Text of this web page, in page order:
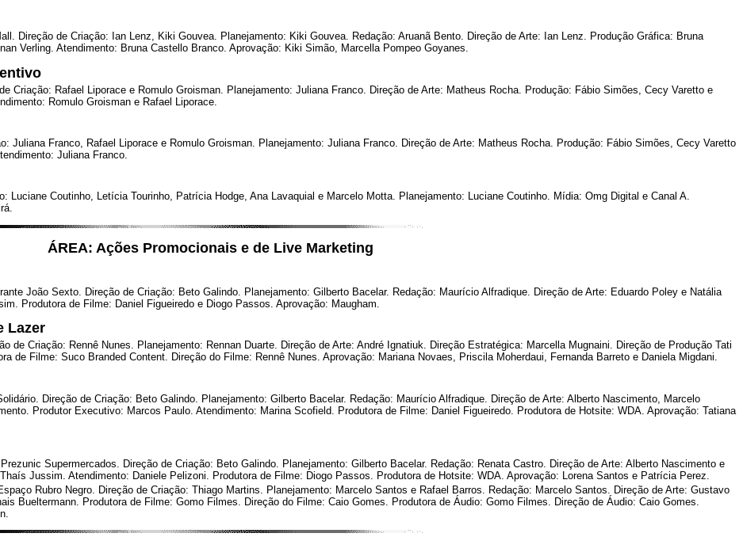
Direção de Criação: Ian Lenz, Kiki Gouvea. Planejamento: Kiki Gouvea. Redação: Aruanã Bento. Direção de Arte: Ian Lenz. Produção Gráfica: Bruna
Verling. Atendimento: Bruna Castello Branco. Aprovação: Kiki Simão, Marcella Pompeo Goyanes.
Criação: Rafael Liporace e Romulo Groisman. Planejamento: Juliana Franco. Direção de Arte: Matheus Rocha. Produção: Fábio Simões, Cecy Varetto e
Romulo Groisman e Rafael Liporace.
Juliana Franco, Rafael Liporace e Romulo Groisman. Planejamento: Juliana Franco. Direção de Arte: Matheus Rocha. Produção: Fábio Simões, Cecy Varetto
Juliana Franco.
Luciane Coutinho, Letícia Tourinho, Patrícia Hodge, Ana Lavaquial e Marcelo Motta. Planejamento: Luciane Coutinho. Mídia: Omg Digital e Canal A.
ÁREA: Ações Promocionais e de Live Marketing
João Sexto. Direção de Criação: Beto Galindo. Planejamento: Gilberto Bacelar. Redação: Maurício Alfradique. Direção de Arte: Eduardo Poley e Natália
Produtora de Filme: Daniel Figueiredo e Diogo Passos. Aprovação: Maugham.
Lazer
de Criação: Rennê Nunes. Planejamento: Rennan Duarte. Direção de Arte: André Ignatiuk. Direção Estratégica: Marcella Mugnaini. Direção de Produção Tati
de Filme: Suco Branded Content. Direção do Filme: Rennê Nunes. Aprovação: Mariana Novaes, Priscila Moherdaui, Fernanda Barreto e Daniela Migdani.
Direção de Criação: Beto Galindo. Planejamento: Gilberto Bacelar. Redação: Maurício Alfradique. Direção de Arte: Alberto Nascimento, Marcelo
Produtor Executivo: Marcos Paulo. Atendimento: Marina Scofield. Produtora de Filme: Daniel Figueiredo. Produtora de Hotsite: WDA. Aprovação: Tatiana
Supermercados. Direção de Criação: Beto Galindo. Planejamento: Gilberto Bacelar. Redação: Renata Castro. Direção de Arte: Alberto Nascimento e
Jussim. Atendimento: Daniele Pelizoni. Produtora de Filme: Diogo Passos. Produtora de Hotsite: WDA. Aprovação: Lorena Santos e Patrícia Perez.
Rubro Negro. Direção de Criação: Thiago Martins. Planejamento: Marcelo Santos e Rafael Barros. Redação: Marcelo Santos. Direção de Arte: Gustavo
Bueltermann. Produtora de Filme: Gomo Filmes. Direção do Filme: Caio Gomes. Produtora de Áudio: Gomo Filmes. Direção de Áudio: Caio Gomes.